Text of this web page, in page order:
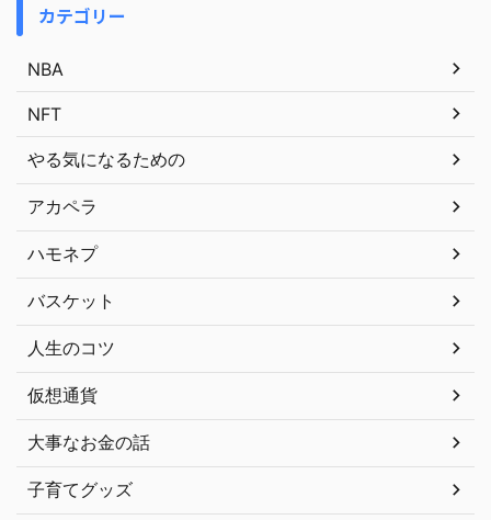
カテゴリー
NBA
NFT
やる気になるための
アカペラ
ハモネプ
バスケット
人生のコツ
仮想通貨
大事なお金の話
子育てグッズ